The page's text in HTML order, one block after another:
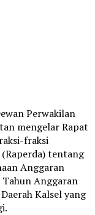
Perwakilan
mengelar Rapat
fraksi
tentang
Anggaran
Tahun Anggaran
Kalsel yang